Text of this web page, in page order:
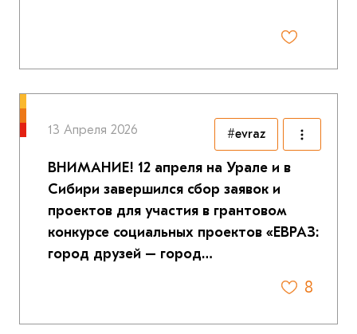
13 Апреля 2026
ВНИМАНИЕ! 12 апреля на Урале и в
Сибири завершился сбор заявок и
проектов для участия в грантовом
конкурсе социальных проектов «ЕВРАЗ:
город друзей – город…
#evraz
8